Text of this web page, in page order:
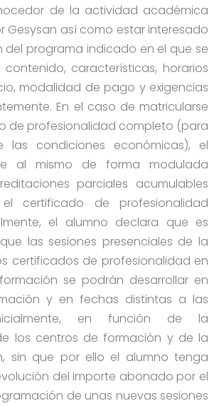
de la actividad académica
Gesysan así como estar interesado
del programa indicado en el que se
características, horarios
modalidad de pago y exigencias
En el caso de matricularse
de profesionalidad completo (para
las condiciones económicas), el
al mismo de forma modulada
parciales acumulables
certificado de profesionalidad
el alumno declara que es
las sesiones presenciales de la
certificados de profesionalidad en
se podrán desarrollar en
y en fechas distintas a las
en función de la
los centros de formación y de la
sin que por ello el alumno tenga
del importe abonado por el
de unas nuevas sesiones